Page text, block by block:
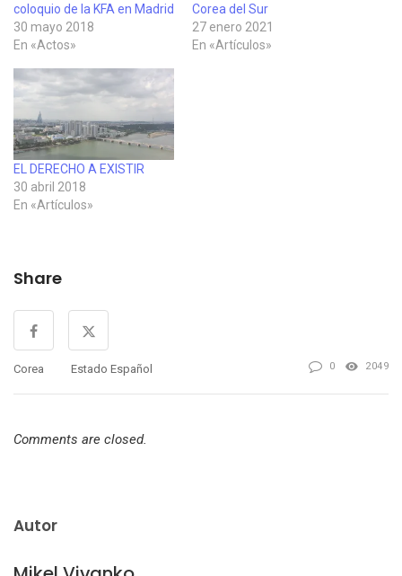
coloquio de la KFA en Madrid
30 mayo 2018
En «Actos»
Corea del Sur
27 enero 2021
En «Artículos»
EL DERECHO A EXISTIR
30 abril 2018
En «Artículos»
Share
Corea Estado Español 0 2049
Comments are closed.
Autor